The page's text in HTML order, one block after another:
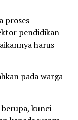
proses
pendidikan
harus
pada warga
kunci